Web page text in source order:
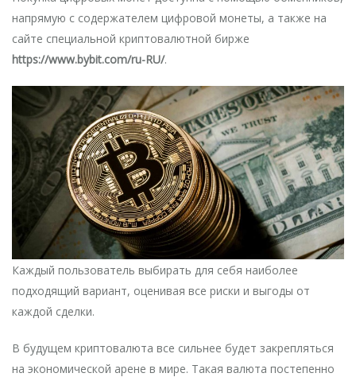
напрямую с содержателем цифровой монеты, а также на
сайте специальной криптовалютной бирже
https://www.bybit.com/ru-RU/.
Каждый пользователь выбирать для себя наиболее
подходящий вариант, оценивая все риски и выгоды от
каждой сделки.
В будущем криптовалюта все сильнее будет закрепляться
на экономической арене в мире. Такая валюта постепенно